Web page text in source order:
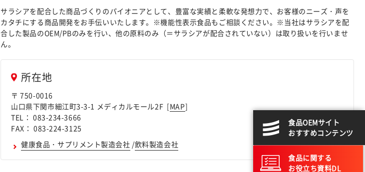
サラシアを配合した商品づくりのパイオニアとして、豊富な実績と柔軟な発想力で、お客様のニーズ・声を
カタチにする商品開発をお手伝いいたします。※機能性表示食品もご相談ください。※当社はサラシアを配
合した製品のOEM/PBのみを行い、他の原料のみ（＝サラシアが配合されていない）は取り扱いを行いませ
ん。
所在地
〒 750-0016
山口県下関市細江町3-3-1 メディカルモール2F [MAP]
TEL： 083-234-3666
FAX： 083-224-3125
健康食品・サプリメント製造会社 /飲料製造会社
食品OEMサイト
おすすめコンテンツ
食品に関する
お役立ち資料DL